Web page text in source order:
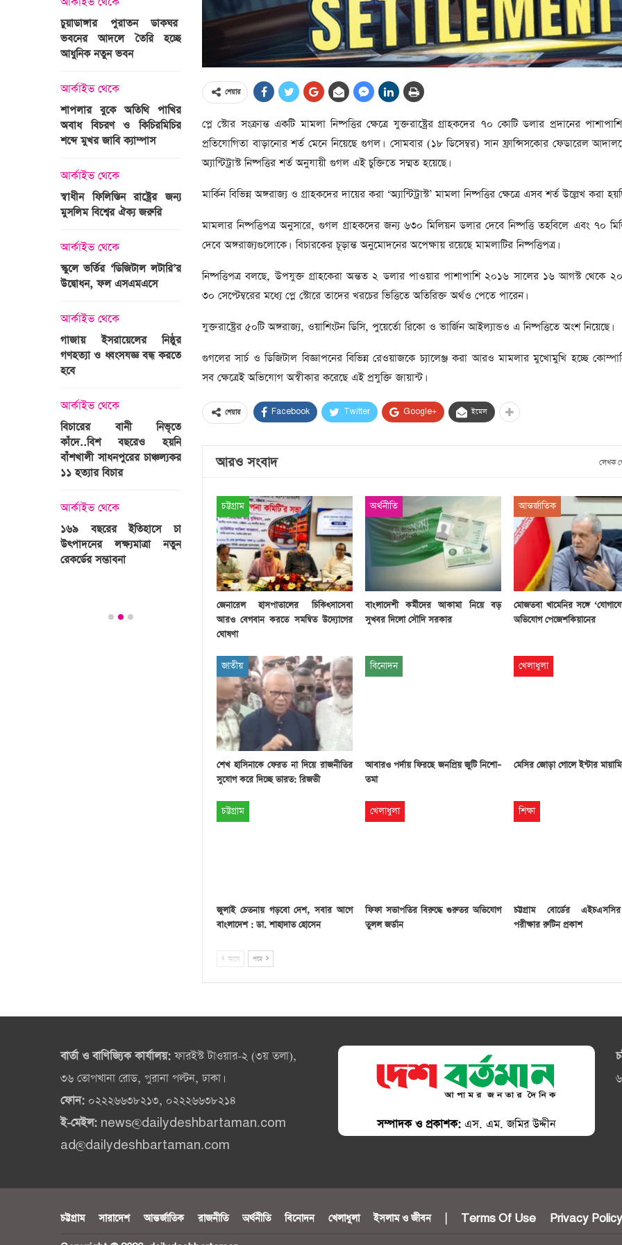
শেয়ার
প্লে স্টোর সংক্রান্ত একটি মামলা নিষ্পত্তির ক্ষেত্রে যুক্তরাষ্ট্রের গ্রাহকদের ৭০ কোটি ডলার প্রদানের
প্রতিযোগিতা বাড়ানোর শর্ত মেনে নিয়েছে গুগল। সোমবার (১৮ ডিসেম্বর) সান ফ্রান্সিসকোর ফেডারেল
অ্যান্টিট্রাস্ট নিষ্পত্তির শর্ত অনুযায়ী গুগল এই চুক্তিতে সম্মত হয়েছে।
মার্কিন বিভিন্ন অঙ্গরাজ্য ও গ্রাহকদের দায়ের করা ‘অ্যান্টিট্রাস্ট’ মামলা নিষ্পত্তির ক্ষেত্রে এসব শর্ত উল্লেখ করা
মামলার নিষ্পত্তিপত্র অনুসারে, গুগল গ্রাহকদের জন্য ৬৩০ মিলিয়ন ডলার দেবে নিষ্পত্তি তহবিলে এবং ৭০
দেবে অঙ্গরাজ্যগুলোকে। বিচারকের চূড়ান্ত অনুমোদনের অপেক্ষায় রয়েছে মামলাটির নিষ্পত্তিপত্র।
নিষ্পত্তিপত্র বলছে, উপযুক্ত গ্রাহকেরা অন্তত ২ ডলার পাওয়ার পাশাপাশি ২০১৬ সালের ১৬ আগস্ট থেকে
৩০ সেপ্টেম্বরের মধ্যে প্লে স্টোরে তাদের খরচের ভিত্তিতে অতিরিক্ত অর্থও পেতে পারেন।
যুক্তরাষ্ট্রের ৫০টি অঙ্গরাজ্য, ওয়াশিংটন ডিসি, পুয়ের্তো রিকো ও ভার্জিন আইল্যান্ডও এ নিষ্পত্তিতে অংশ নিয়েছে।
গুগলের সার্চ ও ডিজিটাল বিজ্ঞাপনের বিভিন্ন রেওয়াজকে চ্যালেঞ্জ করা আরও মামলার মুখোমুখি হচ্ছে
সব ক্ষেত্রেই অভিযোগ অস্বীকার করেছে এই প্রযুক্তি জায়ান্ট।
শেয়ার Facebook Twitter Google+ ইমেল
আরও সংবাদ লেখক
চট্টগ্রাম
জেনারেল হাসপাতালের চিকিৎসাসেবা
আরও বেগবান করতে সমন্বিত উদ্যোগের
ঘোষণা
অর্থনীতি
বাংলাদেশী কর্মীদের আকামা নিয়ে বড়
সুখবর দিলো সৌদি সরকার
আন্তর্জাতিক
মোজতবা খামেনির সঙ্গে
অভিযোগ পেজেশকিয়ানের
জাতীয়
শেখ হাসিনাকে ফেরত না দিয়ে রাজনীতির
সুযোগ করে দিচ্ছে ভারত: রিজভী
বিনোদন
আবারও পর্দায় ফিরছে জনপ্রিয় জুটি নিশো–
তমা
খেলাধুলা
মেসির জোড়া গোলে ইন্টার
চট্টগ্রাম
জুলাই চেতনায় গড়বো দেশ, সবার আগে
বাংলাদেশ : ডা. শাহাদাত হোসেন
খেলাধুলা
ফিফা সভাপতির বিরুদ্ধে গুরুতর অভিযোগ
তুলল জর্ডান
শিক্ষা
চট্টগ্রাম বোর্ডের
পরীক্ষার রুটিন প্রকাশ
আগে পরে
চুয়াডাঙ্গার পুরাতন ডাকঘর
ভবনের আদলে তৈরি হচ্ছে
আধুনিক নতুন ভবন
আর্কাইভ থেকে
শাপলার বুকে অতিথি পাখির
অবাধ বিচরণ ও কিচিরমিচির
শব্দে মুখর জাবি ক্যাম্পাস
আর্কাইভ থেকে
স্বাধীন ফিলিস্তিন রাষ্ট্রের জন্য
মুসলিম বিশ্বের ঐক্য জরুরি
আর্কাইভ থেকে
স্কুলে ভর্তির ‘ডিজিটাল লটারি’র
উদ্বোধন, ফল এসএমএসে
আর্কাইভ থেকে
গাজায় ইসরায়েলের নিষ্ঠুর
গণহত্যা ও ধ্বংসযজ্ঞ বন্ধ করতে
হবে
আর্কাইভ থেকে
বিচারের বানী নিভৃতে
কাঁদে..বিশ বছরেও হয়নি
বাঁশখালী সাধনপুরের চাঞ্চল্যকর
১১ হত্যার বিচার
আর্কাইভ থেকে
১৬৯ বছরের ইতিহাসে চা
উৎপাদনের লক্ষ্যমাত্রা নতুন
রেকর্ডের সম্ভাবনা
অপরাধ
গুলশান হলি আর্টিজান হামলা
মামলা : হাইকোর্টের রায় আজ
আন্তর্জাতিক
মাওলানা তারেক জামিলের
ছেলের মৃত্যু
বিশ্বকাপ ইাতহাসে সাকিবের
আর্কাইভ থেকে
টানেল উদ্বোধন : প্রধানমন্ত্রীর
জনসভায় যোগ দিচ্ছেন দলীয়
নেতাকর্মীরা
আর্কাইভ থেকে
ভারতজুড়ে চলছে ‘মুজিব:একটি
জাতির রূপকার ’সিনেমার
প্রচারণা
আর্কাইভ থেকে
ধর্ষককে পুলিশে দিল মা-বাবা
আর্কাইভ থেকে
প্রস্তুত গাবতলীর হাট
আর্কাইভ থেকে
সেহরি, ইফতার ও তারাবির
সময় নিরবচ্ছিন্ন বিদ্যুৎ রাখার
নির্দেশ: প্রধানমন্ত্রী তারেক
রহমান
আর্কাইভ থেকে
দেশের ১১তম প্রধানমন্ত্রী হলেন
তারেক রহমান
নতুন মন্ত্রিসভা ৫০ সদস্যের হতে
পারে, ২৫ পূর্ণমন্ত্রী, প্রতিমন্ত্রী
আর্কাইভ থেকে
জিয়ার মৃত্যুতে ৩ দিনের রাষ্ট্রীয়
আর্কাইভ থেকে
দেশনেত্রী বেগম খালেদা জিয়া
আর নেই
৬ কোটি ৩২ লাখ টাকা
আর্কাইভ থেকে
৫ বছর পর পর নির্বাচনি
সহিংসতার অভিঘাতে পর্যটন
খাত
বার্তা ও বাণিজ্যিক কার্যালয়:ফারইস্ট টাওয়ার-২ (৩য় তলা),
৩৬ তোপখানা রোড, পুরানা পল্টন, ঢাকা।
ফোন: ০২২২৬৬৩৮২১৩, ০২২২৬৬৩৮২১৪
ই-মেইল: news@dailydeshbartaman.com
ad@dailydeshbartaman.com
সম্পাদক ও প্রকাশক: এস. এম. জমির উদ্দীন
চট্টগ্রাম সারাদেশ আন্তর্জাতিক রাজনীতি অর্থনীতি বিনোদন খেলাধুলা ইসলাম ও জীবন Terms Of Use Privacy Policy